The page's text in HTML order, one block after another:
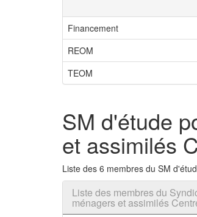
Financement
REOM
TEOM
SM d'étude
et assimilés
Liste des 6 membres du SM
Liste des membres du
ménagers et assimilés